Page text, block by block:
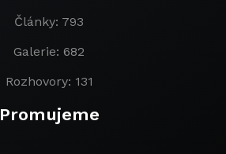
Články: 793
Galerie: 682
Rozhovory: 131
Promujeme